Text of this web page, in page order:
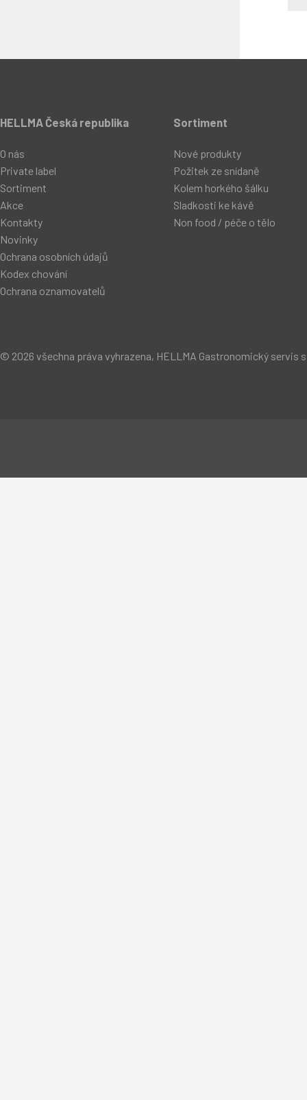
HELLMA Česká republika
O nás
Private label
Sortiment
Akce
Kontakty
Novinky
Ochrana osobních údajů
Kodex chování
Ochrana oznamovatelů
Sortiment
Nové produkty
Požitek ze snídaně
Kolem horkého šálku
Sladkosti ke kávě
Non food / péče o tělo
© 2026 všechna práva vyhrazena, HELLMA Gastronomický servis